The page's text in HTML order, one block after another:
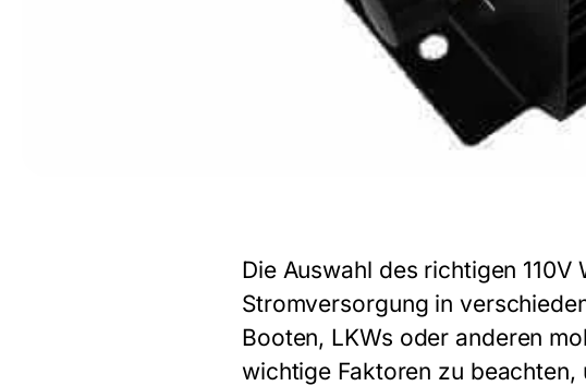
Die Auswahl des richtigen
Stromversorgung in
Booten, LKWs oder anderen
wichtige Faktoren zu beachten,